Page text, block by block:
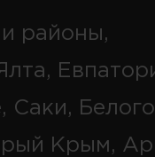
районы,
Саки,
Крым,